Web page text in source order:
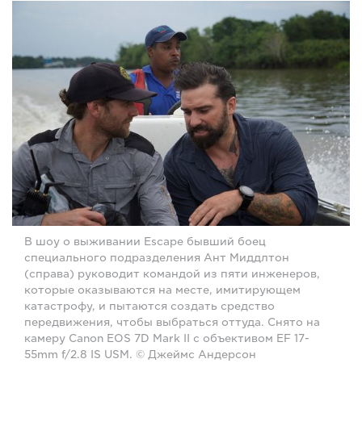
В шоу о выживании Escape бывший боец
специального подразделения Ант Миддлтон
(справа) руководит командой из пяти инженеров,
которые оказываются на месте, имитирующем
катастрофу, и пытаются создать средство
передвижения, чтобы выбраться оттуда. Снято на
камеру Canon EOS 7D Mark II с объективом EF 17-
55mm f/2.8 IS USM. © Джеймс Андерсон